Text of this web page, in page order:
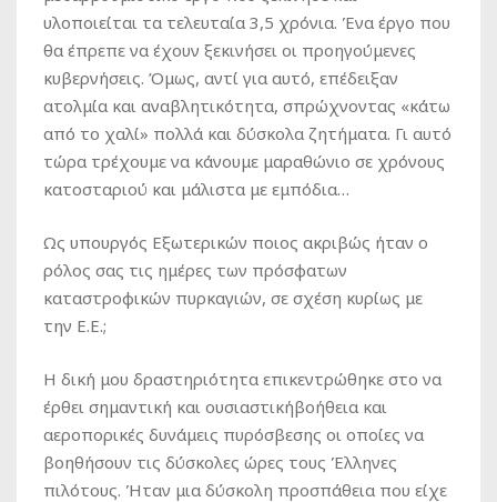
υλοποιείται τα τελευταία 3,5 χρόνια. Ένα έργο που
θα έπρεπε να έχουν ξεκινήσει οι προηγούμενες
κυβερνήσεις. Όμως, αντί για αυτό, επέδειξαν
ατολμία και αναβλητικότητα, σπρώχνοντας «κάτω
από το χαλί» πολλά και δύσκολα ζητήματα. Γι αυτό
τώρα τρέχουμε να κάνουμε μαραθώνιο σε χρόνους
κατοσταριού και μάλιστα με εμπόδια…
Ως υπουργός Εξωτερικών ποιος ακριβώς ήταν ο
ρόλος σας τις ημέρες των πρόσφατων
καταστροφικών πυρκαγιών, σε σχέση κυρίως με
την Ε.Ε.;
Η δική μου δραστηριότητα επικεντρώθηκε στο να
έρθει σημαντική και ουσιαστικήβοήθεια και
αεροπορικές δυνάμεις πυρόσβεσης οι οποίες να
βοηθήσουν τις δύσκολες ώρες τους Έλληνες
πιλότους. Ήταν μια δύσκολη προσπάθεια που είχε